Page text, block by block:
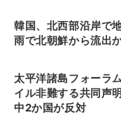
韓国、北西部沿岸で
雨で北朝鮮から流出
太平洋諸島フォーラ
イル非難する共同声
中2か国が反対